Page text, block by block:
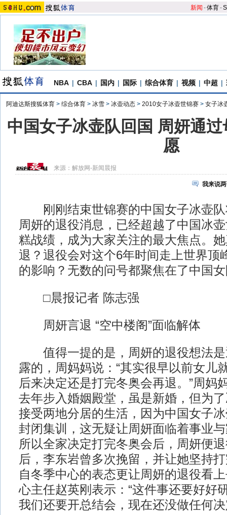
新闻 -体育-S
NBA | CBA | 国内 | 国际 | 综合体育 | 视频 | 中超 |
阿迪达斯搜狐体育 > 综合体育 > 冰雪 > 冰壶动态 > 2010女子冰壶世锦赛 > 女子冰
中国女子冰壶队回国 周妍通
愿
来源：解放网-新闻晨报
我来说
刚刚结束世锦赛的中国女子冰壶队
周妍的退役消息，已经超越了中国冰
糕战绩，成为大家关注的最大焦点。
退？退役会对这个6年时间走上世界顶
的影响？无数的问号都聚焦在了中国
□晨报记者 陈志强
周妍言退 “空中楼阁”面临解体
值得一提的是，周妍的退役想法是
露的，周妈妈说：“其实很早以前女儿
后来决定还是打完冬奥会再退。”周妈
去年步入婚姻殿堂，虽是新婚，但为
接受两地分居的生活，因为中国女子
封闭集训，这无疑让周妍面临着事业
所以全家决定打完冬奥会后，周妍便
后，李东岩曾多次挽留，并让她坚持
自冬季中心的表态更让周妍的退役看
心主任赵英刚表示：“这件事还要好好
我们还要开总结会，现在还没做任何决